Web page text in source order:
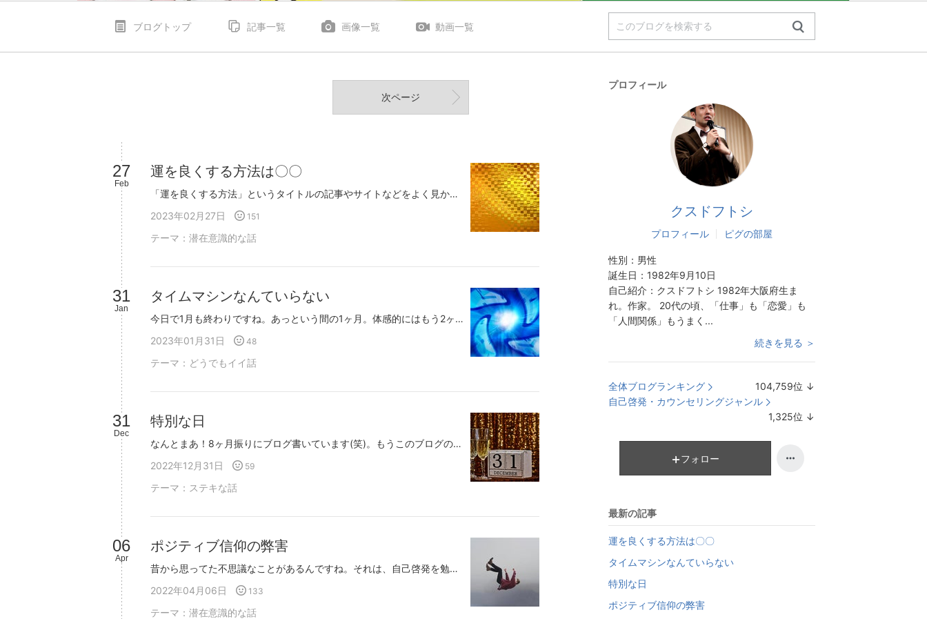
ブログトップ 記事一覧 画像一覧 動画一覧
次ページ
27
Feb
運を良くする方法は〇〇
「運を良くする方法」というタイトルの記事やサイトなどをよく見かけますね。もちろん、僕もあえてそのタイトルで書いた記事もありますので、人のことは言えないのですが、それでも自分のことは棚に上げておいて今日は書きます(笑)。早速、結論ですが、実は「運を良くする方法」なんて"ない"んですね。タイトル通りです！！今日のタイトルは「運を良くする方法は〇〇」ということでしたが、その〇〇に入る言葉は「ない」でした（騙しやがったな！！）。でも、実際のところそんなものは「ない」のです。なぜなら、「運」というものは自分でコントロール出来ないことであり（だから、「運」と呼ぶ）、それを「良くする方法」とか言ってコントロールしようとしていることが矛盾なのです。コントロール出来ない性質のものをコントロールしようとしている時点で間違っているわけです。それでも強いて言えば、「運が良い」とは結局、解釈や認識が前向きに捉えているということであり、また、突然、宝くじが当たるといったように、自分の努力もなしに良いことが起きるということなので、その状態に出来る限り近づける方法というのはあります。「運」って字の通り「良い知らせが運ばれてくる」ものだったり、自分が良い環境に「運ばれていく」ものですから、いかに"ベストなところに運ばれる自分でいるか"が大切なわけです。で、運ばれるために大事なことは2つあります。抵抗しないご機嫌でいることこの2つが揃っている時に運が良い状態に近づけます。良い知らせ or 環境に運ばれるために抵抗していてはいけません。「こうなってしまったら絶対嫌！」とか、「損を受け入れたくない！！」と抵抗していたら、そもそもその場から動く意思がないということですから、入ってくるものも入ってきませんし、どこにも運ばれません。だから、否定や抵抗をしないということが大切。そして、心に余裕がある時に人はあらゆる可能性やアイデアが見つかったり、前向きな解釈や認識が出来るので、その余裕を作るには機嫌が良い自分でいることも大切です。すると、どこに運ばれても、「これは良いことが起きるかも」と俯瞰して見れたり、「新しいチャンスかも」とか「こんなところに良いことがあった」と、前向きに物事を捉えられたりします。「運が良い」って認識出来ている時って心に余裕がある時なんですよ。焦ってたり、不安が多い時は「運が良い」って思えないし、本当にチャンスがあっても疑ってしまうし、視野や解釈が狭くなっていたり、一つの可能性しか見えていないので見逃してしまうし、そもそも先行き不安だから行動しなかったりするものです。だから、結局のところ、「運の良さ」って「機嫌の良さ（心が余裕だから何でも"良く"見えてしまう）」なんですよね。機嫌が良かったら心に余裕が少し生まれてくるし、余裕が生まれたら、落ち着いて物事を考えたり、対応出来るし、アイデアを思いついてもキャッチしやすくなるし、行動する一歩も軽やかだし、「ダメだったら仕方ないか」と良い開き直りだって出来ます。「運を良くしよう」ってコントロールする必要もなく、そんな人のところに欲しいものがやってきます。運を良くしたかったら機嫌良くする方法（お笑いでも音楽でも食べ物でもいい）を常に実践して、 あらゆることも否定せず、抵抗もしないこと。これが令和の開運法です！＊ ＊ ＊ ＊ ＊運を良くするためにもまずポチポチ今日も下のバナーをポチッとクリック応援してもらえたら嬉しいです。ブログ一番下の「いいね」も押してもらえたらありがたいです。＊＊＊＊＊＊＊＊＊＊＊＊＊＊＊＊＊＊＊＊＊＊＊＊＊＊＊＊＊▼クスドフトシの著書一覧▼無意識はいつも正しいAmazon（アマゾン）42〜6,087円引き出しの法則Amazon（アマゾン）1,100円言うだけでポジティブになるAmazon（アマゾン）1,232円眠れなくても、まぁいいかAmazon（アマゾン）172〜3,715円ハイ、ポーズ!Amazon（アマゾン）247〜4,720円「余計なこと」は全部ゴミ箱へ: そう考えたら、よかったのか! (王様文庫)Amazon（アマゾン）1〜3,294円::-:+:-:+:-:+:-:+:-:+:-:-:+:-:+:-:+:-:+:-:+:-:-:+:-:+:-:+:-:+:-:+:-:-:+:-:+:-:+:-:+:-:+:-:-:+:-:+:-:+:-:+:-:+:-無料メルマガの登録は⇒こちら:-:+:-:+:-:+:-:+:-:+:-:-:+:-:+:-:+:-:+:-:+:-:-:+:-:+:-:+:-:+:-:+:-:-:+:-:+:-:+:-:+:-:+:-:-:+:-:+:-:+:-:+:-:+:-⇒執筆・講演などお仕事の依頼はコチラ
2023年02月27日
151
テーマ： 潜在意識的な話
31
Jan
タイムマシンなんていらない
今日で1月も終わりですね。あっという間の1ヶ月。体感的にはもう2ヶ月後には、「もう今年も終わりですね。良い年をお迎えください」と言ってそうです。それぐらいの早さで一日が過ぎていきますね。実は、「あけましておめでとうございます」という年始のご挨拶と共に元旦に記事を書いて、更新したものの、完全にボケてしまったのか、あろうことか、その記事を上書きして消してしまったのです！！！気づいたころには時すでに遅し！イージーミスったらありゃしない。ガクッとモチベーションが下がりました。他人のミスよりも、自分のイージーミスほど腹の立つことはありませんね。とはいえ、元旦に戻って過去の自分を戒めたいかと言えばそうでもない。そんなことまでしたくもないイージーミス。もし、タイムマシンがあったとしても、それを使えたとしても、そのためだけにタイムマシンは使いたくない。絶対にもったいない使い方。もしかしたらボクはタイムマシンがあっても、結局、使わないかもしれないですね。使う時っていうのは「あの時、こうしておけばよかった」という後悔や、「未来は良くなっていますように。良くなっていたら現在の私も頑張って生きられる！」という期待感を持っている時だと思うので、それって「今の自分はダメ」という否定がある時ですしね。まあ、もちろん興味本位でタイムマシンを使う人もいるでしょうけど、何かしら過去を変えたいとか、未来が変わっているのを期待する時は、現在の自分を否定していることに変わりないので、そんな自分が過去に戻ってもやっぱりまた後悔する道を歩むでしょうし、そんな自分が未来に行っても、また「もっと頑張らないと未来は良くならない！」と自己否定してしまうでしょうね。2023年はイージーミスから始まり、そんなイージーミスをした自分に腹を立てているわけですが、でもまあ見方を変えれば、それって「自分に期待している」のかもしれませんね。「もっと出来るぞ！」と。「まだまだこんなもんじゃないぞ！」と。「GO！GO！フトシ！」と。（そう言い聞かせないとやってられない。笑）今年の始まりです。どうぞ今年もよろしくお付き合いを！＊ ＊ ＊ ＊ ＊ポチポチ今年最初のクリック応援をしてもらえたら嬉しいです。下のイラストをポチッと押してね！ブログ一番下の「いいね」も押してもらえたらありがたいです。＊＊＊＊＊＊＊＊＊＊＊＊＊＊＊＊＊＊＊＊＊＊＊＊＊＊＊＊＊▼クスドフトシの著書一覧▼無意識はいつも正しいAmazon（アマゾン）42〜6,087円引き出しの法則Amazon（アマゾン）1,100円言うだけでポジティブになるAmazon（アマゾン）1,232円眠れなくても、まぁいいかAmazon（アマゾン）172〜3,715円ハイ、ポーズ!Amazon（アマゾン）247〜4,720円「余計なこと」は全部ゴミ箱へ: そう考えたら、よかったのか! (王様文庫)Amazon（アマゾン）1〜3,294円::-:+:-:+:-:+:-:+:-:+:-:-:+:-:+:-:+:-:+:-:+:-:-:+:-:+:-:+:-:+:-:+:-:-:+:-:+:-:+:-:+:-:+:-:-:+:-:+:-:+:-:+:-:+:-無料メルマガの登録は⇒こちら:-:+:-:+:-:+:-:+:-:+:-:-:+:-:+:-:+:-:+:-:+:-:-:+:-:+:-:+:-:+:-:+:-:-:+:-:+:-:+:-:+:-:+:-:-:+:-:+:-:+:-:+:-:+:-⇒執筆・講演などお仕事の依頼はコチラ
2023年01月31日
48
テーマ： どうでもイイ話
31
Dec
特別な日
なんとまあ！8ヶ月振りにブログ書いています(笑)。もうこのブログの存在を忘れていた人もいるでしょうけど、クスドフトシはいたって元気です。今年も一年、このブログをたまーに覗きに来てくださった方や、過去記事を辿って読んでくださった方、さらには、このブログをきっかけに書籍を手に取ってくださった方、本当にありがとうございました！というわけで、2022年最後のブログを書いて今年を締めくくりたいと思います。今日って2022年最後の日…つまり、大晦日じゃないですか。そして、また0時前にはカウントダウンをして、0時を過ぎると、2023年が始まりますよね。皆さんも家族や友人やパートナーと新しい一年を迎えることだと思います。もちろん一人で年越しをする人もいるかと思いますが、どちらにしろ、この大晦日と元旦の足掛け2日間ってなんだか「特別な日」という感じがするはずです。色々なことがあった一年を振り返り、締めくくり、元旦を迎えてまた決意を新たにしますよね。で、これって毎年思うことなのですが、人間ってすごく勝手な生き物だなってことです。一年の終わり、そして、新しい一年の始まりを「特別な日」という感覚で過ごしていますけど、これって自分たちで勝手に「特別」という認識をしているだけです。「特別」だから気合いが入ったり、願望や目標を決意し直したり、また頑張ろう！という気持ちにもなります。いつもの「ただの一日」とは違うという自分勝手な認識一つでそうやって人は気持ちを入れ替えられるのです。これは何も嫌味でそう言ってるわけではなくて、本当は毎日が「特別な日」なんですよね。毎日が同じように見えて、実は全く同じ一日なんてないわけです。毎日8時間寝ていても、毎日朝の気分が違ったり、今日と明日とでは食べたい食べ物も違ったり、機嫌も違ったりします。もう一度言いますが、本当は毎日が「特別な日」なのです。誕生日なんかもそうですね。自分以外の人たちにとっては「ただの一日」ですが、自分にとっては（もちろん家族や親しい人たちにとっては）「特別な日」になります。自分で「特別な日」と認識して、「さあ、心機一転頑張ろう！」と気合いを入れ直したりします。でも、こうして「特別な日」とたまに認識するから人は頑張れるのかもしれませんね。とはいえ、毎日が新しい一日であり、毎日が「特別な日」と区切っていけば、人はいつからでも生まれ変われます。本当は昨日の続きなんてことはないのです。さっきも言ったように、毎日、同じ時間だけ眠っていても目覚めた時の気分や機嫌だって違うのですから。そう…全ては自分勝手なこの認識のせいです。自分で勝手に「昨日はこんなことがあったから、今日もその続きだ」と思っているだけです（誰に頼まれたわけでもないのに）。だから、本当は、「昨日はこんなことがあったけど、今日はそれと違っていい！」と認識してもいいのです。2022年の大晦日に今年一年を総括しなくても、「今日は今日で終わり。明日はまた新しい一日。だから、きっと良いこともある」と意識して、毎日が大晦日でいいし、毎日が元旦だと思っていていいわけですね。もちろんこれはあくまでも自分の意識の持ち方のことを言っているので、年越しやお正月のイベントなどは存分に楽しめばいいです。たまに来る「特別な日」という認識のままでいると、どうしても「その日まで辛抱して頑張らなくなちゃ！」という気持ちにもなってしまいますよね。「もう～いくつ寝ると、お正月♪」という歌がありますが、ひねくれ者のボクとしては、期待感や楽しみよりも、「お正月の間まで楽しみはお預けか～。今は我慢我慢」という気持ちの方が勝ってしまっているんですね。「毎日、楽しみがあっても良くない？毎日楽しんだらいいんじゃないの？」という気持ちについついなってしまいます(笑)。今日も明日も明後日も「特別な日」だと認識していたら、「いつか楽しもう」と思っていたことも延期しなくなって、「今日この瞬間」「今この瞬間」を味わう気持ちになるはずです。「いつか、いつか」と言ってる時は絶対その日はやって来ないことをあなたも知っているはずです。「いつかみんなで集まりましょう」「いつかご飯食べに行きましょう」「いつかこの服を着られるようにダイエットするぞ～！」「いつか会えたら会いましょう」こんな言葉を何度言いましたか？あるいは聞きましたか？「いつか」という言葉は便利ですよね。でも、それを安易に使ってしまうと、思考の癖としてそれが定着して、明日の楽しみのために、今日を生きることになってしまいます。今日という「特別な日」を捨ててしまうことになります。大晦日や元旦や誕生日などの行事（ことさら特別な日）は大切だけど、それと同時に意識的にもこう認識してみてほしいのです。「今日だって明日だって特別な日。一日として同じ日はない。『同じ日』『昨日の続き』と決めてしまっているのは他でもない自分自身だった。自分の認識一つで今日を新しい一日、特別な日に変えられる！昨日と違っていい！今日は何か良いこと、楽しいこと、嬉しいこと、幸せなことがあってもいい！」と。大晦日もお正月も「ことさらに特別な日」と認識しているのは自分自身。赤ちゃんは今日も明日も新しい一日のはず。動物だって植物だって今日も明日も新しい一日のはず。自分の認識で「ただの一日」を「特別な日」にも変えられるし、「冴えない毎日」も「なかなか良い一日」に変えられるのです。2023年からはそうやって認識し始める人が一人でも増えたら…そうやって惰性で過ごすことがなくなれば…もっともっと世界は豊かな世界になると思います。そして、この記事を見たあなたがその一人になってくれたら嬉しいです。今年一年もこのブログに訪れてくださった皆さん、改めて、本当にありがとうございました。良い年をお迎えくださいね！＊ ＊ ＊ ＊ ＊2022年最後のポチポチ今日だけは特別に(?)ポチポチッと下のバナーをポチッとクリック応援してもらえたら嬉しいです。今年一年応援してくださった皆様、本当にありがとうございました！ブログ一番下の「いいね」も押してもらえたらありがたいです。＊＊＊＊＊＊＊＊＊＊＊＊＊＊＊＊＊＊＊＊＊＊＊＊＊＊＊＊＊▼クスドフトシの著書一覧▼無意識はいつも正しいAmazon（アマゾン）42〜6,087円引き出しの法則Amazon（アマゾン）1,100円言うだけでポジティブになるAmazon（アマゾン）1,232円眠れなくても、まぁいいかAmazon（アマゾン）172〜3,715円ハイ、ポーズ!Amazon（アマゾン）247〜4,720円「余計なこと」は全部ゴミ箱へ: そう考えたら、よかったのか! (王様文庫)Amazon（アマゾン）1〜3,294円::-:+:-:+:-:+:-:+:-:+:-:-:+:-:+:-:+:-:+:-:+:-:-:+:-:+:-:+:-:+:-:+:-:-:+:-:+:-:+:-:+:-:+:-:-:+:-:+:-:+:-:+:-:+:-無料メルマガの登録は⇒こちら:-:+:-:+:-:+:-:+:-:+:-:-:+:-:+:-:+:-:+:-:+:-:-:+:-:+:-:+:-:+:-:+:-:-:+:-:+:-:+:-:+:-:+:-:-:+:-:+:-:+:-:+:-:+:-⇒執筆・講演などお仕事の依頼はコチラ
2022年12月31日
59
テーマ： ステキな話
06
Apr
ポジティブ信仰の弊害
昔から思ってた不思議なことがあるんですね。それは、自己啓発を勉強している人がよく陥ることかもしれないんですけど、ついついネガティブ思考やネガティブな感情をなんとかしよう！と躍起になることです。落ち込んだり、イライラしたり、不幸な考えをしている時に「ハッ！」と我に返って、こんなネガティブなことばかり考えていたり、感じていたりすると、また嫌な現実を引き寄せてしまうと思って、「前向きに前向きに！ポジティブにポジティブに！」と、無理やりにでも気持ちを立て直そうとすると思うんですね。でも、よく考えてみてほしいんですけど、ポジティブな思考やポジティブな感情が湧いたら何もしないですよね。それなのに、ネガティブな感情が湧いたら何かするのはおかしくないですか？ポジティブな感情が湧いたら、「よーし！もっとこのポジティブをもっともっと増幅させるぞー！消してなるものか～！これを一日中感じられるようにキープし続けるぞ！」とは絶対に思いませんね？でも、ネガティブな感情が湧いたら、「やばいやばい、やばいよやばいよ～！早く何とかしなきゃ！ポジティブなことを考えなきゃ！これが現実化してしまう！！」ってあたふたする人が多いと思うんですね。ボクも自己啓発や潜在意識のことを知ろうと勉強し始めた時はそうでした。でも、ある日を境にして、そういったことはやめることにしたのです。つまり、カッコよく言えば「受け入れた」となるのでしょうけど、ざっくばらんに言えば、そういった思考なり感情が湧いてきても、「放っておいた（好きに考えたり、感じたりしていた）」です。ふと湧いて（出て）きた思考やら感情に対して、「何とかしなくちゃいけない！」と思っていることこそ、それを敵視しているのと同じですから、より何とかしなくちゃいけない事態に見舞われるわけです。とはいえ、「えええええ！そんなの怖いです。放っておくなんて出来ないです。どんどんネガティブになっていって、気持ちがズーンと落ちて、もう戻ってこれない気がします」と感じる人もいるかもしれませんね。しかし、わざわざ「ネガティブになってください」と言ってるのではなく、「ああ、別にネガティブになろうがどうなろうが私の幸福には関係ないのか。それよりも、“どんどんネガティブになっていくと、その気持ちが不幸な現象を引き寄せそうで怖いわ”という【恐れ】こそが最も幸福を遠ざけていたのか」ということに気づいてくださいと言ってるのです。そこに気づいてさえいれば、安心して自由な思考、自由に感情を感じられます。つまり、そういう時こそ心が軽くなれると思うんですね。「なーんだ、好きに考えたり、感じたりしていいのか」と。得てして、そういう時はネガティブ思考・感情からも早々と元に戻りやすいはずです。なぜなら、過度にネガティブ思考・感情に囚われていないのだから。もっと突き詰めて言えば、ポジティブだとかネガティブだとかそんなことはどうでもいいのです。本当はそれを支えている【恐れ（このままではいけない）】こそが、自分自身の幸福の邪魔をしていただけだったということです。というわけで、このブログを見た人はこれからどんどんネガティブになっていきましょう(笑)。いやいや、そうじゃなくて、【恐れ】が根源的な原因だったということに気づけば、ポジティブだとかネガティブだとかをいじくる必要がないってことですから、それに気づけば安心してネガティブになれるというもの。ポジティブ信仰、ポジティブ崇拝はもちろん悪くはないのですが、その信仰・崇拝こそがネガティブを支えている恐れを助長していることに気づきましょう！という今日のお話でした。＊ ＊ ＊ ＊ ＊恐れる必要なく今日もポチポチお手数ですが、今日も下のバナーをポチッとクリックして応援してもらえたら嬉しいです。ブログ一番下の「いいね」も押してもらえたらありがたいです。＊＊＊＊＊＊＊＊＊＊＊＊＊＊＊＊＊＊＊＊＊＊＊＊＊＊＊＊＊▼クスドフトシの著書一覧▼無意識はいつも正しいAmazon（アマゾン）42〜6,087円引き出しの法則Amazon（アマゾン）1,100円言うだけでポジティブになるAmazon（アマゾン）1,232円眠れなくても、まぁいいかAmazon（アマゾン）172〜3,715円ハイ、ポーズ!Amazon（アマゾン）247〜4,720円「余計なこと」は全部ゴミ箱へ: そう考えたら、よかったのか! (王様文庫)Amazon（アマゾン）1〜3,294円::-:+:-:+:-:+:-:+:-:+:-:-:+:-:+:-:+:-:+:-:+:-:-:+:-:+:-:+:-:+:-:+:-:-:+:-:+:-:+:-:+:-:+:-:-:+:-:+:-:+:-:+:-:+:-無料メルマガの登録は⇒こちら:-:+:-:+:-:+:-:+:-:+:-:-:+:-:+:-:+:-:+:-:+:-:-:+:-:+:-:+:-:+:-:+:-:-:+:-:+:-:+:-:+:-:+:-:-:+:-:+:-:+:-:+:-:+:-⇒執筆・講演などお仕事の依頼はコチラ
2022年04月06日
133
テーマ： 潜在意識的な話
プロフィール
クスドフトシ
プロフィール ピグの部屋
性別： 男性
誕生日： 1982年9月10日
自己紹介： クスドフトシ 1982年大阪府生ま
れ。作家。 20代の頃、「仕事」も「恋愛」も
「人間関係」もうまく...
続きを見る ＞
全体ブログランキング 104,759位 ↓
自己啓発・カウンセリングジャンル
1,325位 ↓
フォロー
最新の記事
運を良くする方法は〇〇
タイムマシンなんていらない
特別な日
ポジティブ信仰の弊害